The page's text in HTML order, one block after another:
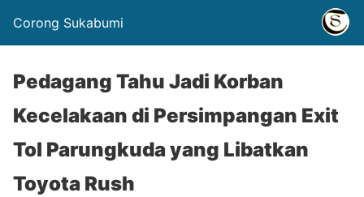
Corong Sukabumi
Pedagang Tahu Jadi Korban
Kecelakaan di Persimpangan Exit
Tol Parungkuda yang Libatkan
Toyota Rush